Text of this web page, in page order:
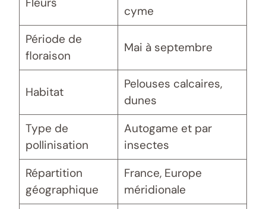
cyme
Période de
floraison
Mai à septembre
Habitat
Pelouses calcaires,
dunes
Type de
pollinisation
Autogame et par
insectes
Répartition
géographique
France, Europe
méridionale